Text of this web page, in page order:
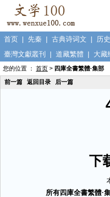
首页 | 先秦 | 古典诗词文 | 历史
臺灣文獻叢刊
| 道藏繁體 | 大藏
您的位置 ： 首页 > 四庫全書繁體·集部
前一篇
返回目录 后一篇
下